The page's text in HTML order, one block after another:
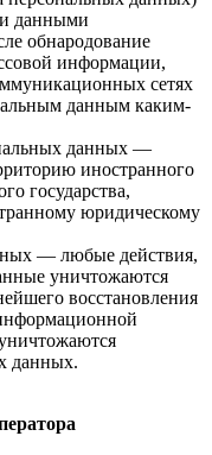
данными
обнародование
информации,
сетях
данным каким-
данных —
иностранного
государства,
юридическому
— любые действия,
уничтожаются
восстановления
данных.